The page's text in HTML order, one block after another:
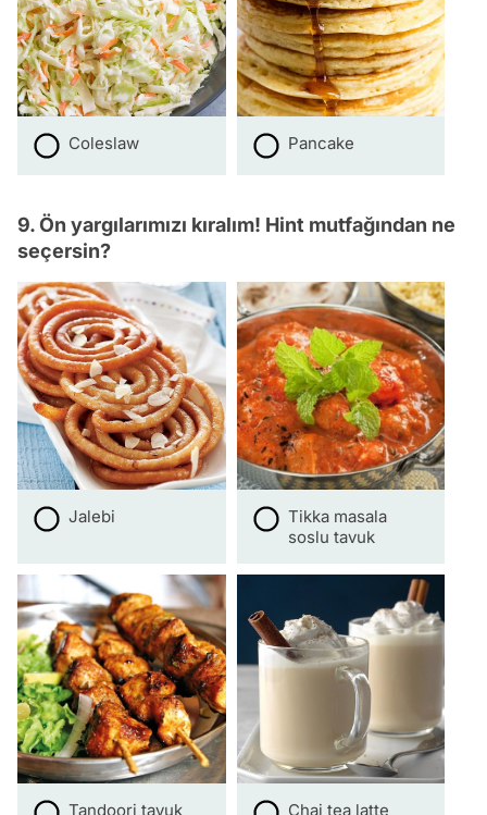
Coleslaw Pancake
9. Ön yargılarımızı kıralım! Hint mutfağından ne
seçersin?
Jalebi
Tikka masala
soslu tavuk
Tandoori tavuk
Chai tea latte